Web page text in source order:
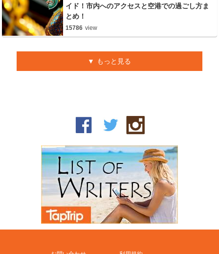
イド！市内へのアクセスと空港での過ごし方ま
とめ！
15786 view
もっと見る